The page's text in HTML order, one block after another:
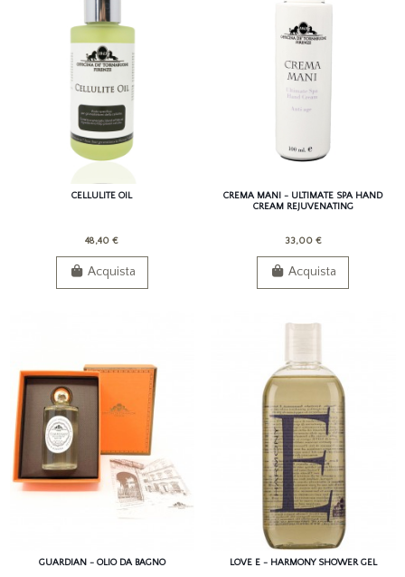
CELLULITE OIL
48,40 €
Acquista
CREMA MANI - ULTIMATE SPA HAND
CREAM REJUVENATING
33,00 €
Acquista
GUARDIAN - OLIO DA BAGNO LOVE E - HARMONY SHOWER GEL